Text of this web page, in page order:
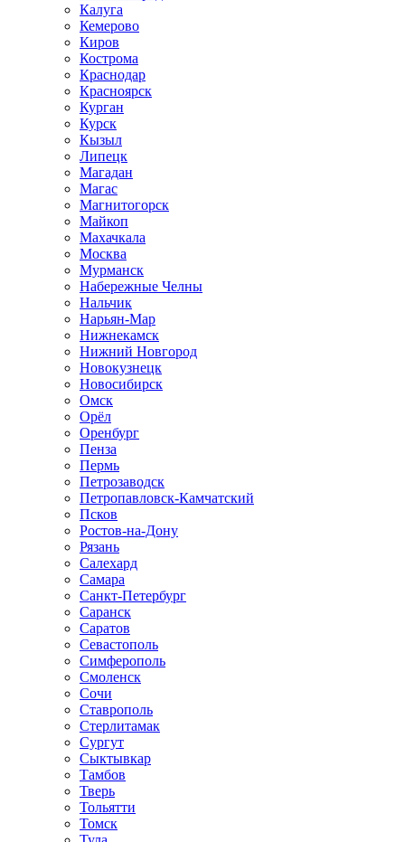
Калуга
Кемерово
Киров
Кострома
Краснодар
Красноярск
Курган
Курск
Кызыл
Липецк
Магадан
Магас
Магнитогорск
Майкоп
Махачкала
Москва
Мурманск
Набережные Челны
Нальчик
Нарьян-Мар
Нижнекамск
Нижний Новгород
Новокузнецк
Новосибирск
Омск
Орёл
Оренбург
Пенза
Пермь
Петрозаводск
Петропавловск-Камчатский
Псков
Ростов-на-Дону
Рязань
Салехард
Самара
Санкт-Петербург
Саранск
Саратов
Севастополь
Симферополь
Смоленск
Сочи
Ставрополь
Стерлитамак
Сургут
Сыктывкар
Тамбов
Тверь
Тольятти
Томск